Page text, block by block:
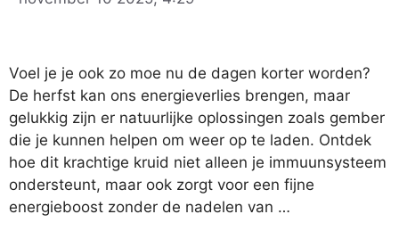
Voel je je ook zo moe nu de dagen korter worden?
De herfst kan ons energieverlies brengen, maar
gelukkig zijn er natuurlijke oplossingen zoals gember
die je kunnen helpen om weer op te laden. Ontdek
hoe dit krachtige kruid niet alleen je immuunsysteem
ondersteunt, maar ook zorgt voor een fijne
energieboost zonder de nadelen van …